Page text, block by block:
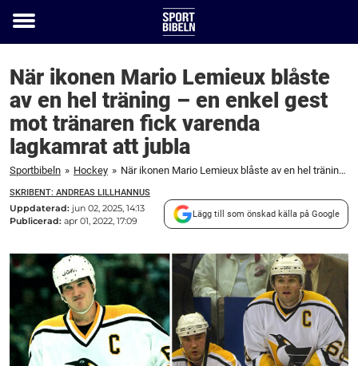
Toggle
När ikonen Mario Lemieux blåste
av en hel träning – en enkel gest
mot tränaren fick varenda
lagkamrat att jubla
Sportbibeln » Hockey » När ikonen Mario Lemieux blåste av en hel träning – en enkel gest mot tränaren fick varenda lagkamrat att jubla
SKRIBENT: ANDREAS LILLHANNUS
Uppdaterad: jun 02, 2025, 14:13
Publicerad: apr 01, 2022, 17:09
Lägg till som önskad källa på Google